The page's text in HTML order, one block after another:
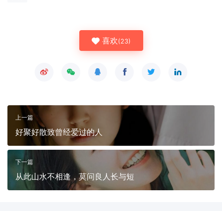
喜欢(23)
上一篇
好聚好散致曾经爱过的人
下一篇
从此山水不相逢，莫问良人长与短